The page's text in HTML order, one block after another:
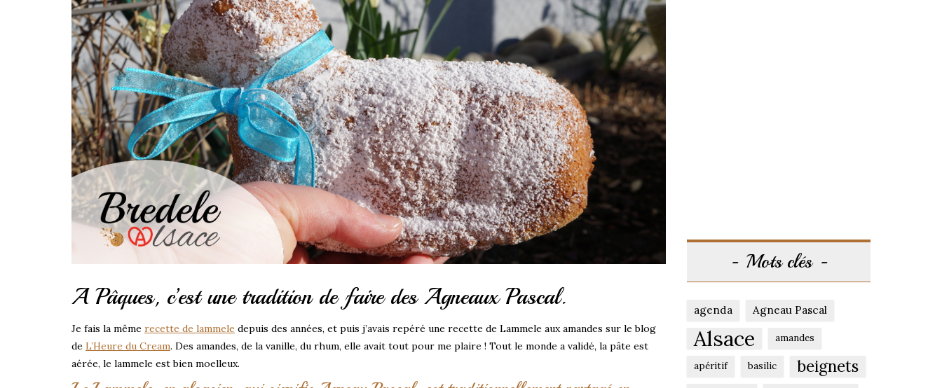
A Pâques, c’est une tradition de faire des Agneaux Pascal.
Je fais la même recette de lammele depuis des années, et puis j’avais repéré une recette de Lammele aux amandes sur le blog
de L’Heure du Cream. Des amandes, de la vanille, du rhum, elle avait tout pour me plaire ! Tout le monde a validé, la pâte est
aérée, le lammele est bien moelleux.
Mots clés
agenda Agneau Pascal
Alsace amandes
apéritif basilic
beignets